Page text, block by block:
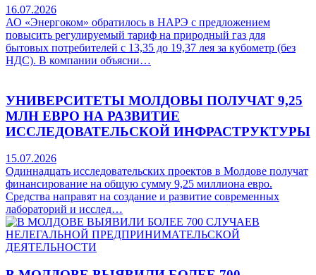
16.07.2026
АО «Энергоком» обратилось в НАРЭ с предложением
повысить регулируемый тариф на природный газ для
бытовых потребителей с 13,35 до 19,37 лея за кубометр (без
НДС). В компании объясни…
УНИВЕРСИТЕТЫ МОЛДОВЫ ПОЛУЧАТ 9,25
МЛН ЕВРО НА РАЗВИТИЕ
ИССЛЕДОВАТЕЛЬСКОЙ ИНФРАСТРУКТУРЫ
15.07.2026
Одиннадцать исследовательских проектов в Молдове получат
финансирование на общую сумму 9,25 миллиона евро.
Средства направят на создание и развитие современных
лабораторий и исслед…